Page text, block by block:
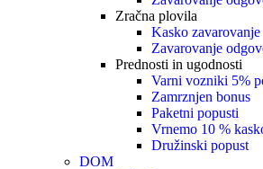
Zračna plovila
Kasko
Zavarovanje
Prednosti in ugodnosti
Varni vozniki 5%
Zamrznjen bonus
Paketni popusti
Vrnemo 10 %
Družinski popust
DOM